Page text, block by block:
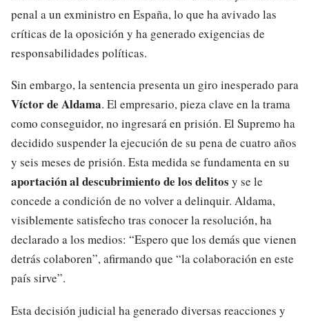
penal a un exministro en España, lo que ha avivado las
críticas de la oposición y ha generado exigencias de
responsabilidades políticas.
Sin embargo, la sentencia presenta un giro inesperado para
Víctor de Aldama. El empresario, pieza clave en la trama
como conseguidor, no ingresará en prisión. El Supremo ha
decidido suspender la ejecución de su pena de cuatro años
y seis meses de prisión. Esta medida se fundamenta en su
aportación al descubrimiento de los delitos y se le
concede a condición de no volver a delinquir. Aldama,
visiblemente satisfecho tras conocer la resolución, ha
declarado a los medios: “Espero que los demás que vienen
detrás colaboren”, afirmando que “la colaboración en este
país sirve”.
Esta decisión judicial ha generado diversas reacciones y